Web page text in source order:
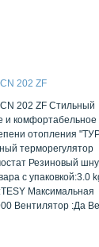
202 ZF
CN 202 ZF Стильный
и комфортабельное
отопления
терморегулятор
Резиновый
с упаковкой:3.0
Максимальная
Вентилятор :Да